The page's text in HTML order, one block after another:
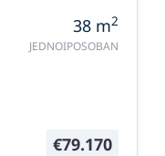
38 m2
JEDNOIPOSOBAN
€79.170